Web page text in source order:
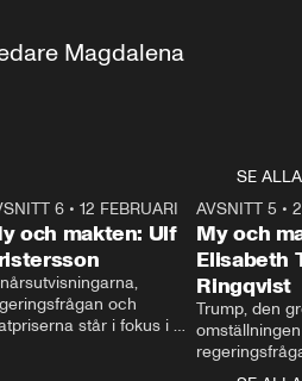
Magdalena
SE ALLA
27:30
6 •12 FEBRUARI
och makten: Ulf
och
står i fokus i
AVSNITT 5 •
My och
Elisabeth
Ringqvist
Trump, den
centrum i